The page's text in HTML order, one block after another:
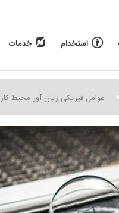
استخدام خدمات
عوامل فیزیکی زیان آور محیط کار